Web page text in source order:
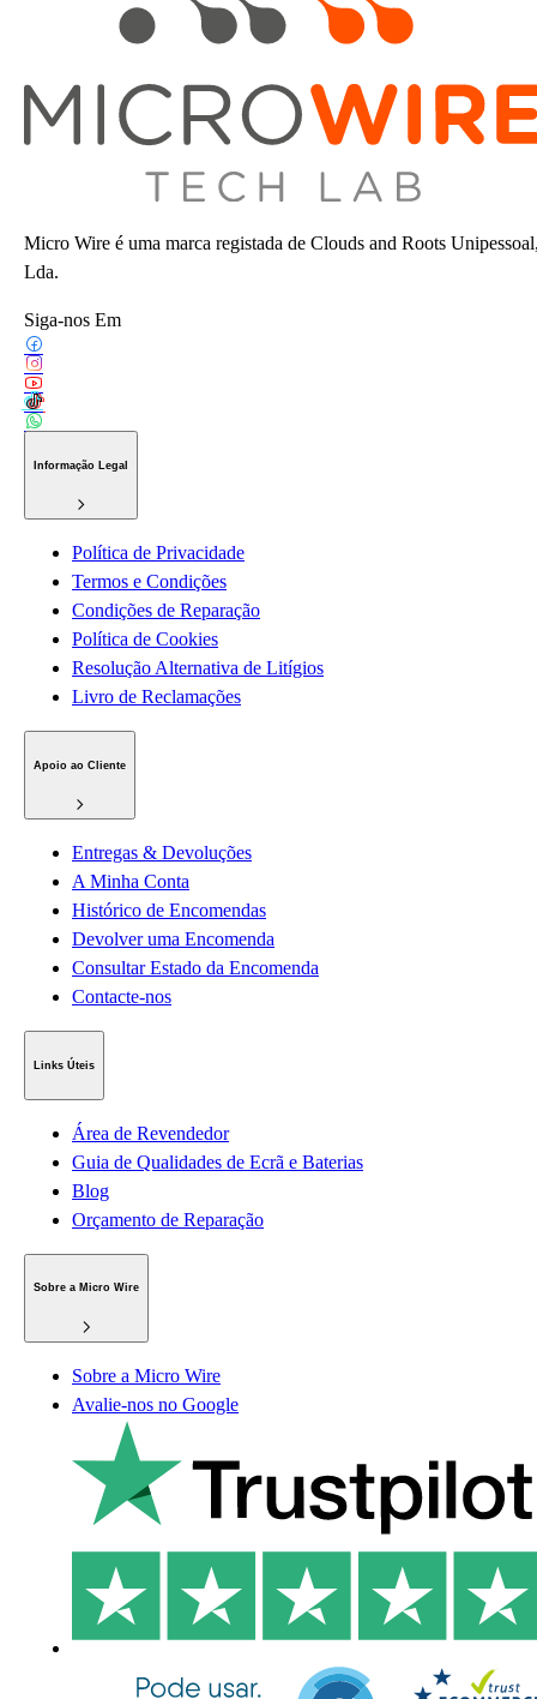
Micro Wire é uma marca registada de Clouds and Roots
Lda.
Siga-nos Em
Informação Legal
Política de Privacidade
Termos e Condições
Condições de Reparação
Política de Cookies
Resolução Alternativa de Litígios
Livro de Reclamações
Apoio ao Cliente
Entregas & Devoluções
A Minha Conta
Histórico de Encomendas
Devolver uma Encomenda
Consultar Estado da Encomenda
Contacte-nos
Links Úteis
Área de Revendedor
Guia de Qualidades de Ecrã e Baterias
Blog
Orçamento de Reparação
Sobre a Micro Wire
Sobre a Micro Wire
Avalie-nos no Google